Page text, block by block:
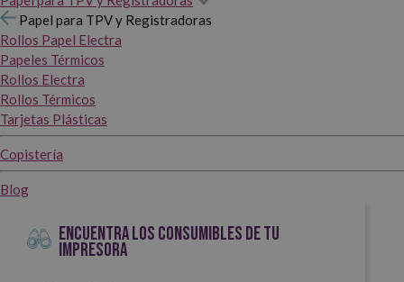
Papel para TPV y Registradoras
Rollos Papel Electra
Papeles Térmicos
Rollos Electra
Rollos Térmicos
Tarjetas Plásticas
Copistería
Blog
ENCUENTRA LOS CONSUMIBLES DE TU
IMPRESORA